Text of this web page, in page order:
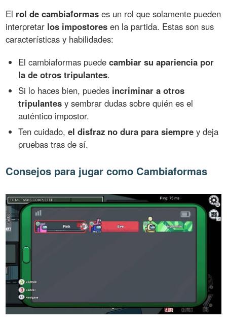
El rol de cambiaformas es un rol que solamente pueden
interpretar los impostores en la partida. Estas son sus
características y habilidades:
El cambiaformas puedecambiar su apariencia por
la de otros tripulantes.
Si lo haces bien, puedes incriminar a otros
tripulantes y sembrar dudas sobre quién es el
auténtico impostor.
Ten cuidado,el disfraz no dura para siempre y deja
pruebas tras de sí.
Consejos para jugar como Cambiaformas